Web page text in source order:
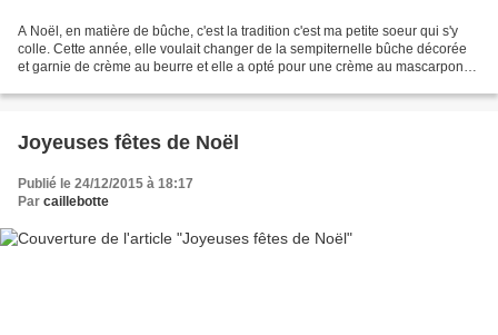
A Noël, en matière de bûche, c'est la tradition c'est ma petite soeur qui s'y
colle. Cette année, elle voulait changer de la sempiternelle bûche décorée
et garnie de crème au beurre et elle a opté pour une crème au mascarpone
Joyeuses fêtes de Noël
Publié le 24/12/2015 à 18:17
Par caillebotte